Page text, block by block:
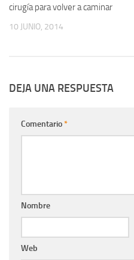
cirugía para volver a caminar
10 JUNIO, 2014
DEJA UNA RESPUESTA
Comentario*
Nombre
Web